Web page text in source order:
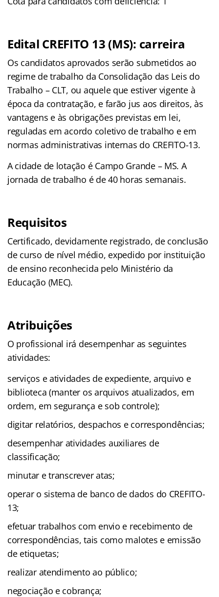
Edital CREFITO 13 (MS): carreira
Os candidatos aprovados serão submetidos ao
regime de trabalho da Consolidação das Leis do
Trabalho – CLT, ou aquele que estiver vigente à
época da contratação, e farão jus aos direitos, às
vantagens e às obrigações previstas em lei,
reguladas em acordo coletivo de trabalho e em
normas administrativas internas do CREFITO-13.
A cidade de lotação é Campo Grande – MS. A
jornada de trabalho é de 40 horas semanais.
Requisitos
Certificado, devidamente registrado, de conclusão
de curso de nível médio, expedido por instituição
de ensino reconhecida pelo Ministério da
Educação (MEC).
Atribuições
O profissional irá desempenhar as seguintes
atividades:
serviços e atividades de expediente, arquivo e
biblioteca (manter os arquivos atualizados, em
ordem, em segurança e sob controle);
digitar relatórios, despachos e correspondências;
desempenhar atividades auxiliares de
classificação;
minutar e transcrever atas;
operar o sistema de banco de dados do CREFITO-
13;
efetuar trabalhos com envio e recebimento de
correspondências, tais como malotes e emissão
de etiquetas;
realizar atendimento ao público;
negociação e cobrança;